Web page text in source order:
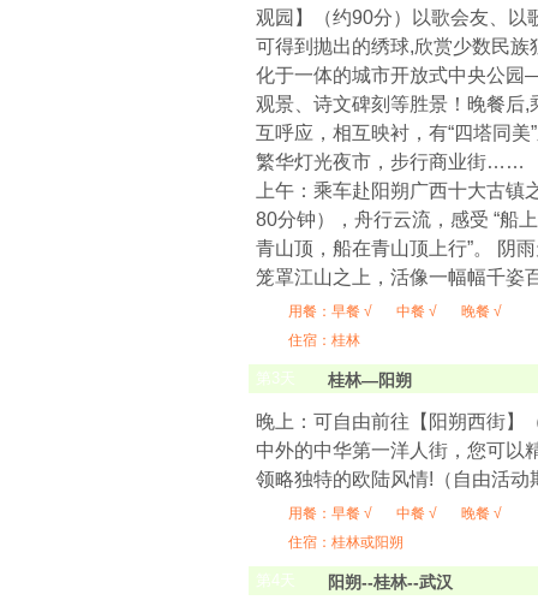
观园】（约90分）以歌会友、以
可得到抛出的绣球,欣赏少数民
化于一体的城市开放式中央公
观景、诗文碑刻等胜景！晚餐后
互呼应，相互映衬，有“四塔同
繁华灯光夜市，步行商业街……
上午：乘车赴阳朔广西十大古
80分钟），舟行云流，感受 “船
青山顶，船在青山顶上行”。 阴
笼罩江山之上，活像一幅幅千姿
用餐： 早餐 √ 中餐 √
晚餐 √
住宿：桂林
第3天 桂林—阳朔
晚上：可自由前往【阳朔西街】
中外的中华第一洋人街，您可以
领略独特的欧陆风情!（自由活
用餐： 早餐 √ 中餐 √
晚餐 √
住宿：桂林或阳朔
第4天 阳朔--桂林--武汉